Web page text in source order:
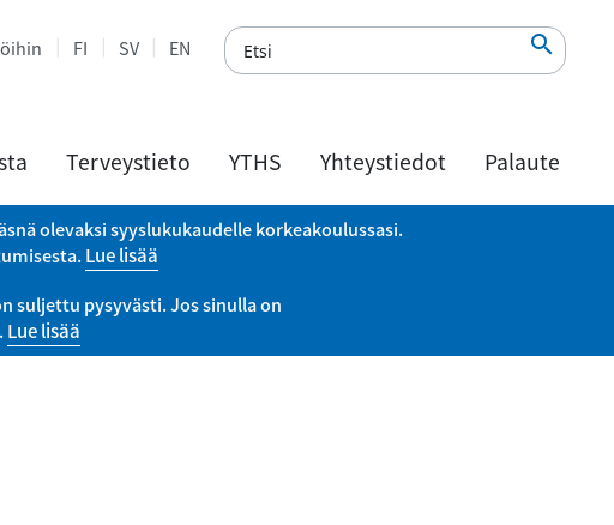
FI SV EN 
Terveystieto YTHS Yhteystiedot Palaute
olevaksi syyslukukaudelle korkeakoulussasi.
Lue lisää
suljettu pysyvästi. Jos sinulla on
Lue lisää